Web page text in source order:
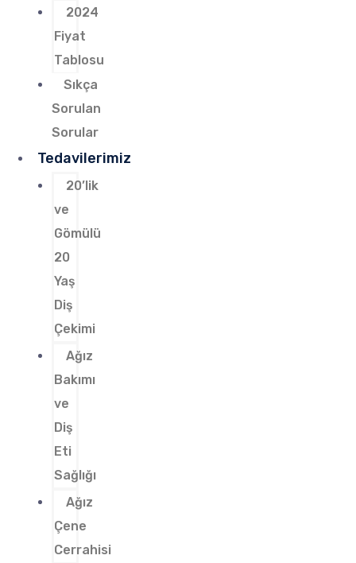
2024
Fiyat
Tablosu
Sıkça
Sorulan
Sorular
Tedavilerimiz
20’lik
ve
Gömülü
20
Yaş
Diş
Çekimi
Ağız
Bakımı
ve
Diş
Eti
Sağlığı
Ağız
Çene
Cerrahisi